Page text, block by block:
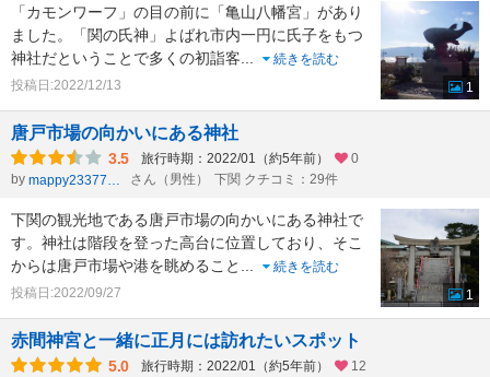
「カモンワーフ」の目の前に「亀山八幡宮」があり
ました。「関の氏神」よばれ市内一円に氏子をもつ
神社だということで多くの初詣客
続きを読む
投稿日:2022/12/13
1
唐戸市場の向かいにある神社
3.5 旅行時期：2022/01（約5年前）
0
by
mappy23377803 さん（男性） 下関 クチコミ：29件
下関の観光地である唐戸市場の向かいにある神社で
す。神社は階段を登った高台に位置しており、そこ
からは唐戸市場や港を眺めること
続きを読む
投稿日:2022/09/27
1
赤間神宮と一緒に正月には訪れたいスポット
5.0 旅行時期：2022/01（約5年前） 12